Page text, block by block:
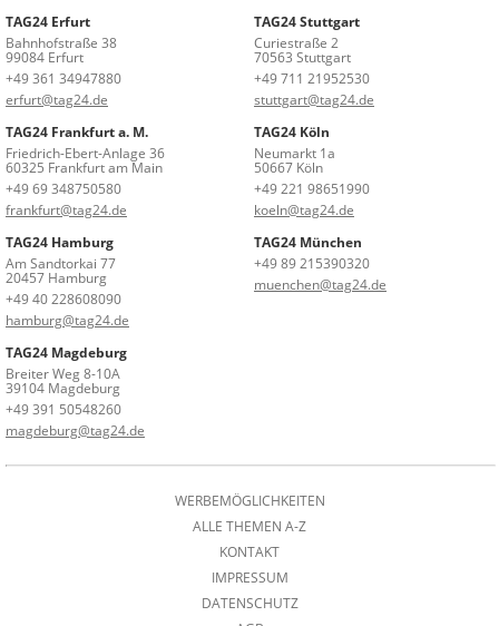
TAG24 Erfurt
Bahnhofstraße 38
99084 Erfurt
+49 361 34947880
erfurt@tag24.de
TAG24 Stuttgart
Curiestraße 2
70563 Stuttgart
+49 711 21952530
stuttgart@tag24.de
TAG24 Frankfurt a. M.
Friedrich-Ebert-Anlage 36
60325 Frankfurt am Main
+49 69 348750580
frankfurt@tag24.de
TAG24 Köln
Neumarkt 1a
50667 Köln
+49 221 98651990
koeln@tag24.de
TAG24 Hamburg
Am Sandtorkai 77
20457 Hamburg
+49 40 228608090
hamburg@tag24.de
TAG24 München
+49 89 215390320
muenchen@tag24.de
TAG24 Magdeburg
Breiter Weg 8-10A
39104 Magdeburg
+49 391 50548260
magdeburg@tag24.de
WERBEMÖGLICHKEITEN
ALLE THEMEN A-Z
KONTAKT
IMPRESSUM
DATENSCHUTZ